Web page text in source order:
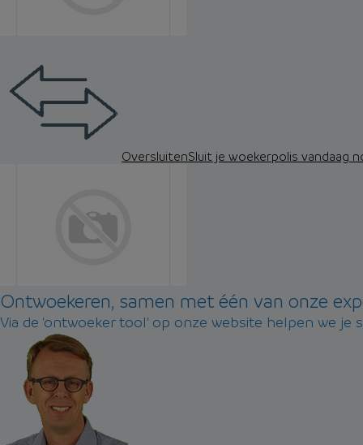
OversluitenSluit je woekerpolis vandaag
Ontwoekeren, samen met één van onze
Via de 'ontwoeker tool' op onze website helpen we je